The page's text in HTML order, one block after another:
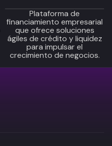
Plataforma de
financiamiento empresarial
que ofrece soluciones
ágiles de crédito y liquidez
para impulsar el
crecimiento de negocios.